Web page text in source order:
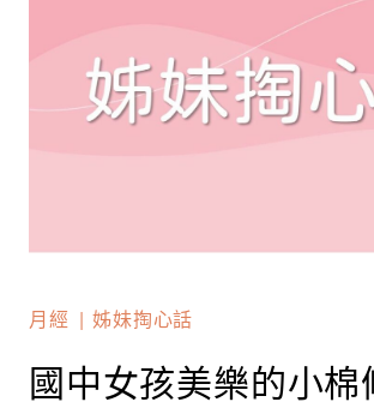
月經 姊妹掏心話
國中女孩美樂的小棉